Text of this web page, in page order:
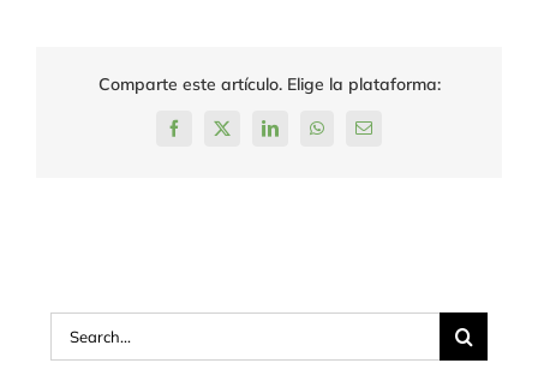
Comparte este artículo. Elige la plataforma:
Facebook
X LinkedInWhatsAppEmail
Search